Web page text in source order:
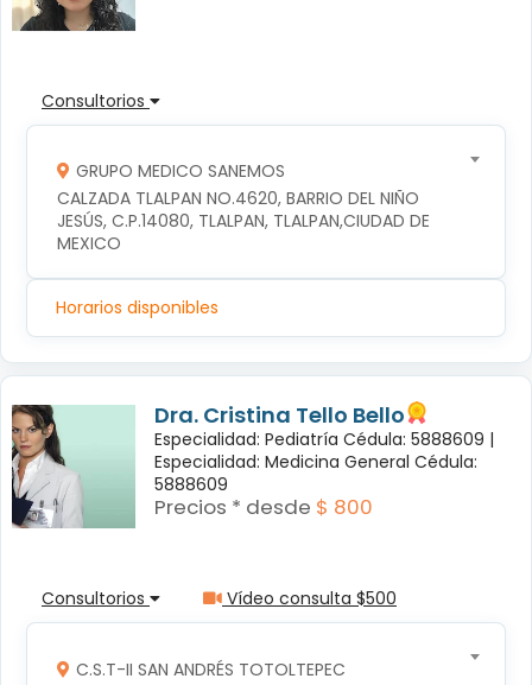
Consultorios
GRUPO MEDICO SANEMOS
CALZADA TLALPAN NO.4620, BARRIO DEL NIÑO
JESÚS, C.P.14080, TLALPAN, TLALPAN,CIUDAD DE
MEXICO
Horarios disponibles
Dra. Cristina Tello Bello
Especialidad: Pediatría Cédula: 5888609 |
Especialidad: Medicina General Cédula:
5888609
Precios * desde $ 800
Consultorios Vídeo consulta $500
C.S.T-II SAN ANDRÉS TOTOLTEPEC